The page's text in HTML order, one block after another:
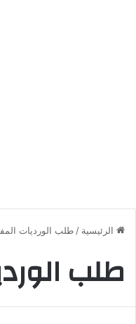
الرئيسية / طلب الورديات
طلب